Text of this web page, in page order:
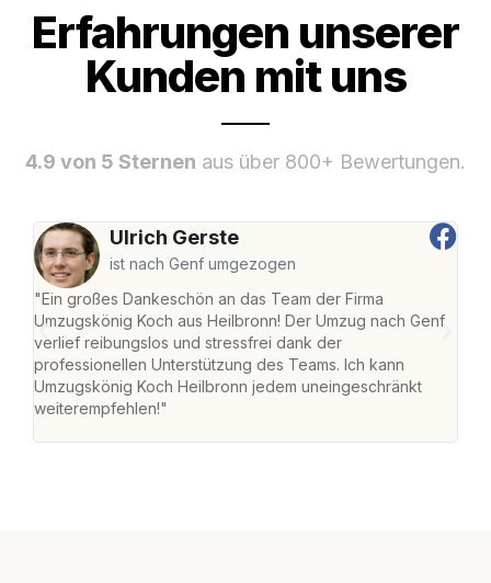
Erfahrungen unserer
Kunden mit uns
4.9 von 5 Sternen aus über 800+ Bewertungen.
Ulrich Gerste
ist nach Genf umgezogen
"Ein großes Dankeschön an das Team der Firma
Umzugskönig Koch aus Heilbronn! Der Umzug nach Genf
verlief reibungslos und stressfrei dank der
professionellen Unterstützung des Teams. Ich kann
Umzugskönig Koch Heilbronn jedem uneingeschränkt
weiterempfehlen!"